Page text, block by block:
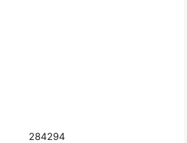
284294